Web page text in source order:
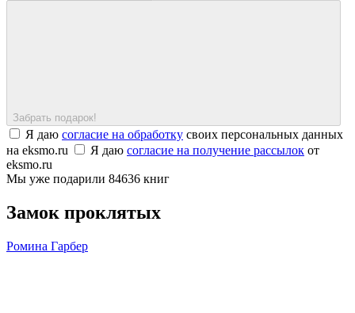
Забрать подарок!
Я даю согласие на обработку своих персональных данных
на eksmo.ru
Я даю согласие на получение рассылок от
eksmo.ru
Мы уже подарили 84636 книг
Замок проклятых
Ромина Гарбер